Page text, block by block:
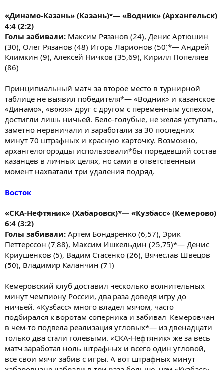
«Динамо-Казань» (Казань)*— «Водник» (Архангельск)
4:4 (2:2)
Голы забивали: Максим Рязанов (24), Денис Артюшин
(30), Олег Рязанов (48) Игорь Ларионов (50)*— Андрей
Климкин (9), Алексей Ничков (35,69), Кирилл Попеляев
(86)
Принципиальный матч за второе место в турнирной
таблице не выявил победителя*— «Водник» и казанское
«Динамо», «воюя» друг с другом с переменным успехом,
достигли лишь ничьей. Бело-голубые, не желая уступать,
заметно нервничали и заработали за 30 последних
минут 70 штрафных и красную карточку. Возможно,
архангелогородцы использовали*бы поредевший состав
казанцев в личных целях, но сами в ответственный
момент нахватали три удаления подряд.
Восток
«СКА-Нефтяник» (Хабаровск)*— «Кузбасс» (Кемерово)
6:4 (3:2)
Голы забивали: Артем Бондаренко (6,57), Эрик
Петтерссон (7,88), Максим Ишкельдин (25,75)*— Денис
Криушенков (5), Вадим Стасенко (26), Вячеслав Швецов
(50), Владимир Каланчин (71)
Кемеровский клуб доставил несколько волнительных
минут чемпиону России, два раза доведя игру до
ничьей. «Кузбасс» много владел мячом, часто
подбирался к воротам соперника и забивал. Кемеровчан
в чем-то подвела реализация угловых*— из двенадцати
только два стали голевыми. «СКА-Нефтяник» же за весь
матч заработал ноль штрафных и всего один угловой,
все свои мячи забив с игры. А вот штрафных минут